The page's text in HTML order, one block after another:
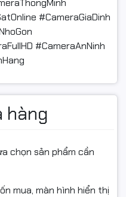
#CameraGiaDinh
#CameraAnNinh
hàng
chọn sản phẩm cần
mua, màn hình hiển thị